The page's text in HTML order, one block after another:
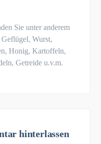
Sie unter anderem
Wurst,
Honig, Kartoffeln,
Getreide u.v.m.
hinterlassen